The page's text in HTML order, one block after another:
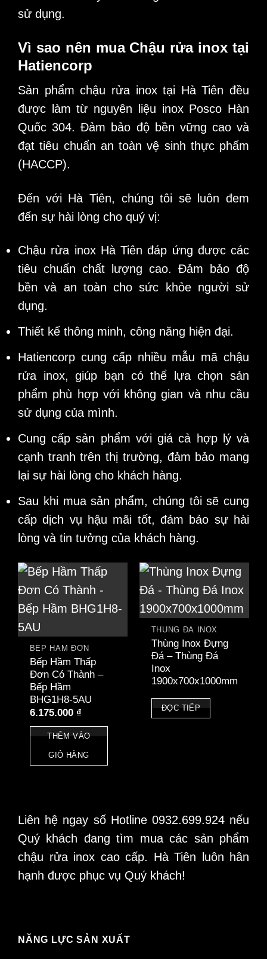
sử dụng.
Vì sao nên mua Chậu rửa inox tại
Hatiencorp
Sản phẩmchậu rửa inoxtại Hà Tiên đều
được làm từ nguyên liệu inox Posco Hàn
Quốc 304. Đảm bảo độ bền vững cao và
đạt tiêu chuẩn an toàn vệ sinh thực phẩm
(HACCP).
Đến với Hà Tiên, chúng tôi sẽ luôn đem
đến sự hài lòng cho quý vị:
Chậu rửa inox Hà Tiên đáp ứng được các
tiêu chuẩn chất lượng cao. Đảm bảo độ
bền và an toàn cho sức khỏe người sử
dụng.
Thiết kế thông minh, công năng hiện đại.
Hatiencorp cung cấp nhiều mẫu mã chậu
rửa inox, giúp bạn có thể lựa chọn sản
phẩm phù hợp với không gian và nhu cầu
sử dụng của mình.
Cung cấp sản phẩm với giá cả hợp lý và
cạnh tranh trên thị trường, đảm bảo mang
lại sự hài lòng cho khách hàng.
Sau khi mua sản phẩm, chúng tôi sẽ cung
cấp dịch vụ hậu mãi tốt, đảm bảo sự hài
lòng và tin tưởng của khách hàng.
BẾP HẦM ĐƠN
Bếp Hầm Thấp
Đơn Có Thành –
Bếp Hầm
BHG1H8-5AU
6.175.000 ₫
THÊM VÀO
GIỎ HÀNG
THÙNG ĐÁ INOX
Thùng Inox Đựng
Đá – Thùng Đá
Inox
1900x700x1000mm
ĐỌC TIẾP
Liên hệ ngay số Hotline 0932.699.924 nếu
Quý khách đang tìm mua các sản phẩm
chậu rửa inox cao cấp. Hà Tiên luôn hân
hạnh được phục vụ Quý khách!
NĂNG LỰC SẢN XUẤT